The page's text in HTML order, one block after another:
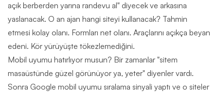
açık berberden yarına randevu al" diyecek ve arkasına
yaslanacak. O an ajan hangi siteyi kullanacak? Tahmin
etmesi kolay olanı. Formları net olanı. Araçlarını açıkça beyan
edeni. Kör yürüyüşte tökezlemediğini.
Mobil uyumu hatırlıyor musun? Bir zamanlar "sitem
masaüstünde güzel görünüyor ya, yeter" diyenler vardı.
Sonra Google mobil uyumu sıralama sinyali yaptı ve o siteler